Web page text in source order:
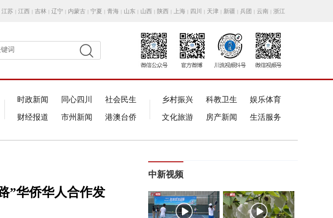
江苏 | 江西 | 吉林 | 辽宁 | 内蒙古 | 宁夏 | 青海 | 山东 | 山西 | 陕西 | 上海 | 四川 | 天津 | 新疆 | 兵团 | 云南 | 浙江
词
时政新闻 同心四川 社会民生
财经报道 市州新闻 港澳台侨
乡村振兴 科教卫生 娱乐体育
文化旅游 房产新闻 生活服务
”华侨华人合作发
中新视频